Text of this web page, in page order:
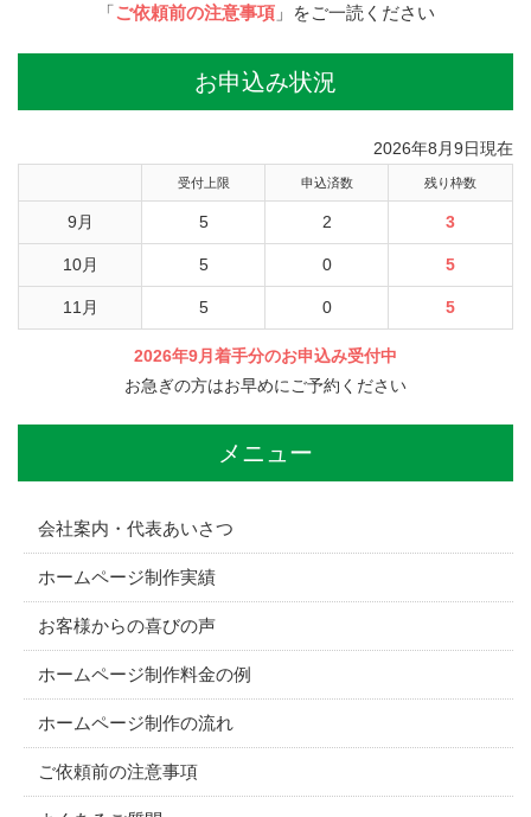
「ご依頼前の注意事項」をご一読ください
お申込み状況
2026年8月9日現在
受付上限 申込済数 残り枠数
9月 5 2 3
10月 5 0 5
11月 5 0 5
2026年9月着手分のお申込み受付中
お急ぎの方はお早めにご予約ください
メニュー
会社案内・代表あいさつ
ホームページ制作実績
お客様からの喜びの声
ホームページ制作料金の例
ホームページ制作の流れ
ご依頼前の注意事項